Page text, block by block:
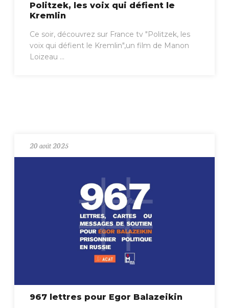
Politzek, les voix qui défient le
Kremlin
Ce soir, découvrez sur France tv "Politzek, les
voix qui défient le Kremlin",un film de Manon
Loizeau ...
20 août 2025
967 lettres pour Egor Balazeikin